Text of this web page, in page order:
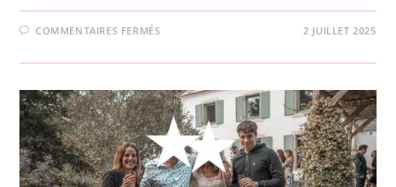
COMMENTAIRES FERMÉS 2 JUILLET 2025